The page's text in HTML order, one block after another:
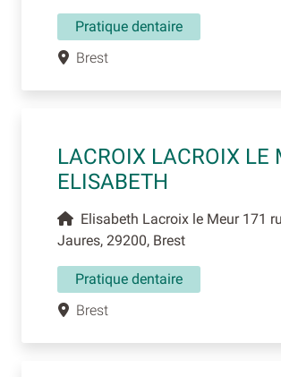
Pratique dentaire
Brest
LACROIX LACROIX LE
ELISABETH
Elisabeth Lacroix le Meur 171
Jaures, 29200, Brest
Pratique dentaire
Brest